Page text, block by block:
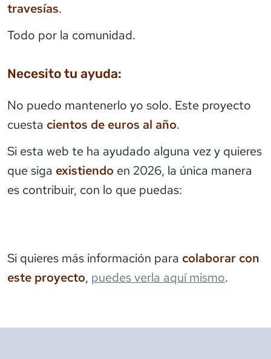
travesías.
Todo por la comunidad.
Necesito tu ayuda:
No puedo mantenerlo yo solo. Este proyecto
cuesta cientos de euros al año.
Si esta web te ha ayudado alguna vez y quieres
que siga existiendo en 2026, la única manera
es contribuir, con lo que puedas:
Si quieres más información para colaborar con
este proyecto, puedes verla aquí mismo.